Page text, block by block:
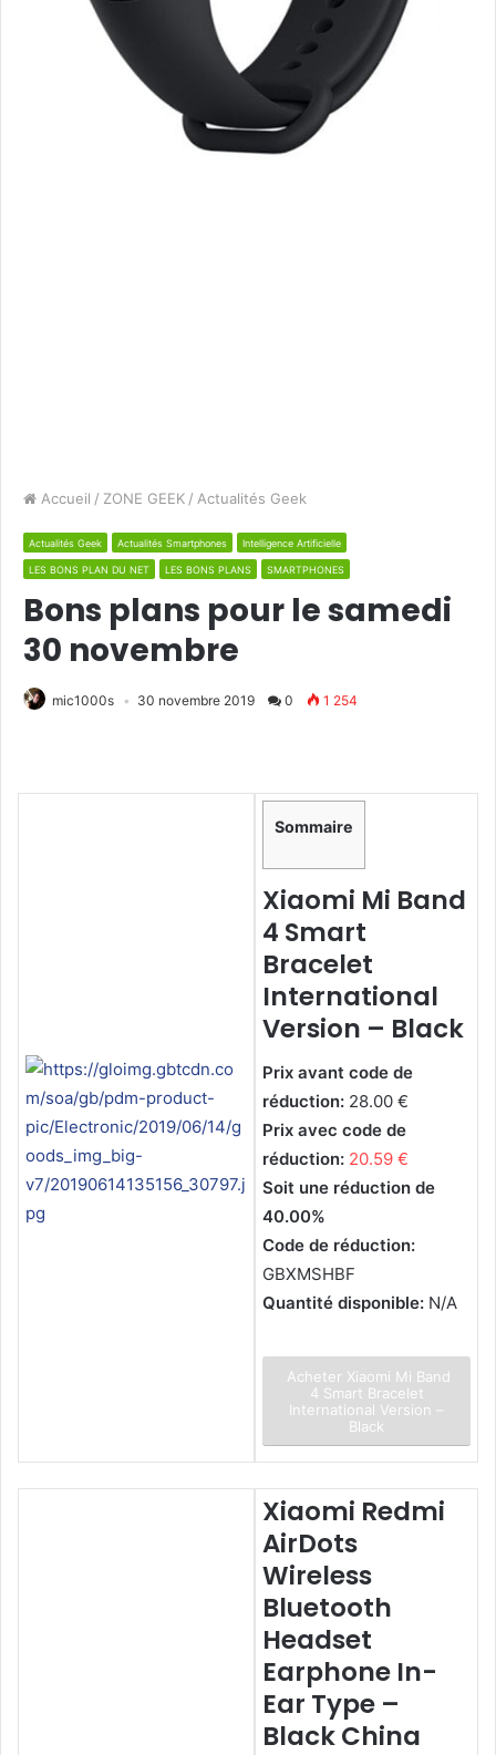
Accueil / ZONE GEEK / Actualités Geek
Actualités Geek Actualités Smartphones Intelligence Artificielle
LES BONS PLAN DU NET LES BONS PLANS SMARTPHONES
Bons plans pour le samedi
30 novembre
mic1000s 30 novembre 2019 0 1 254
Sommaire
Xiaomi Mi Band
4 Smart
Bracelet
International
Version – Black
Prix avant code de
réduction: 28.00 €
Prix avec code de
réduction: 20.59 €
Soit une réduction de
40.00%
Code de réduction:
GBXMSHBF
Quantité disponible: N/A
Acheter Xiaomi Mi Band
4 Smart Bracelet
International Version –
Black
Xiaomi Redmi
AirDots
Wireless
Bluetooth
Headset
Earphone In-
Ear Type –
Black China